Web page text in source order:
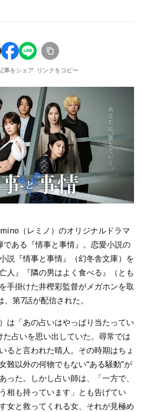
事をシェア リンクをコピー
（レミノ）のオリジナルドラマ
である『情事と事情』。恋愛小説の
説『情事と事情』（幻冬舎文庫）を
人』『隣の男はよく食べる』（とも
手掛けた井樫彩監督がメガホンを取
第7話が配信された。
は「あの占いはやっぱり当たってい
た占いを思い出していた。尋常では
ると言われた晴人。その時期はちょ
難以外の何物でもない“ある騒動”が
った。しかし占い師は、「一方で、
相も持っています」とも告げてい
女と救ってくれる女、それが見極め